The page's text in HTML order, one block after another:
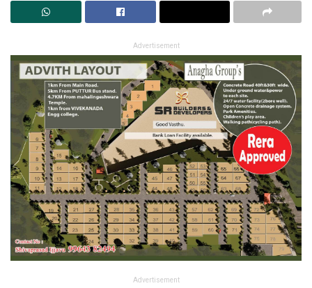
Advertisement
Advertisement